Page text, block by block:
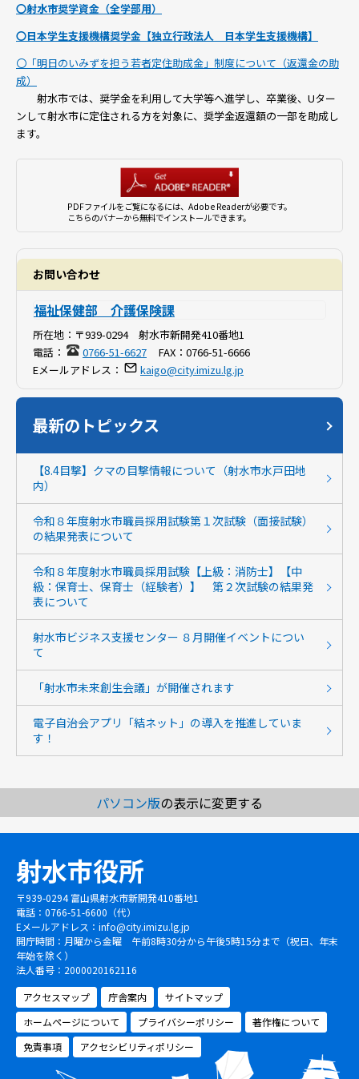
〇射水市奨学資金（全学部用）
〇日本学生支援機構奨学金【独立行政法人 日本学生支援機構】
〇「明日のいみずを担う若者定住助成金」制度について（返還金の助
成）
射水市では、奨学金を利用して大学等へ進学し、卒業後、Uター
ンして射水市に定住される方を対象に、奨学金返還額の一部を助成し
ます。
PDFファイルをご覧になるには、Adobe Readerが必要です。
こちらのバナーから無料でインストールできます。
お問い合わせ
福祉保健部 介護保険課
所在地： 〒939-0294 射水市新開発410番地1
電話：
0766-51-6627 FAX： 0766-51-6666
Eメールアドレス：
kaigo@city.imizu.lg.jp
最新のトピックス
【8.4目撃】クマの目撃情報について（射水市水戸田地
内）
令和８年度射水市職員採用試験第１次試験（面接試験）
の結果発表について
令和８年度射水市職員採用試験【上級：消防士】【中
級：保育士、保育士（経験者）】 第２次試験の結果発
表について
射水市ビジネス支援センター ８月開催イベントについ
て
「射水市未来創生会議」が開催されます
電子自治会アプリ「結ネット」の導入を推進していま
す！
パソコン版の表示に変更する
射水市役所
〒939-0294 富山県射水市新開発410番地1
電話：0766-51-6600（代）
Eメールアドレス： info@city.imizu.lg.jp
開庁時間：月曜から金曜 午前8時30分から午後5時15分まで（祝日、年末
年始を除く）
法人番号：2000020162116
アクセスマップ
庁舎案内
サイトマップ
ホームページについて
プライバシーポリシー
著作権について
免責事項
アクセシビリティポリシー